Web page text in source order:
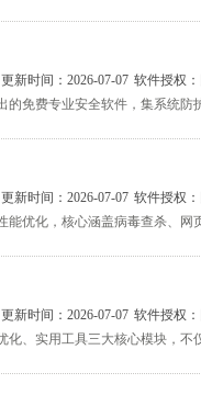
更新时间：2026-07-07 软件授权：
更新时间：2026-07-07 软件授权：
更新时间：2026-07-07 软件授权：